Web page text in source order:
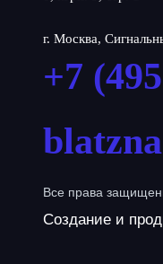
г. Москва,
+7
Все права
Создание и